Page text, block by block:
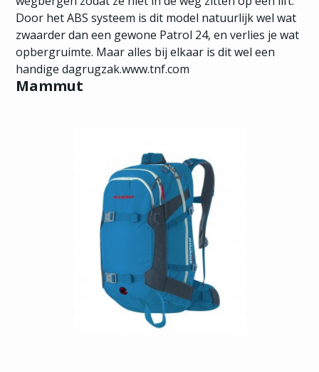
Door het ABS systeem is dit model natuurlijk wel wat
zwaarder dan een gewone Patrol 24, en verlies je wat
opbergruimte. Maar alles bij elkaar is dit wel een
handige dagrugzak.www.tnf.com
Mammut